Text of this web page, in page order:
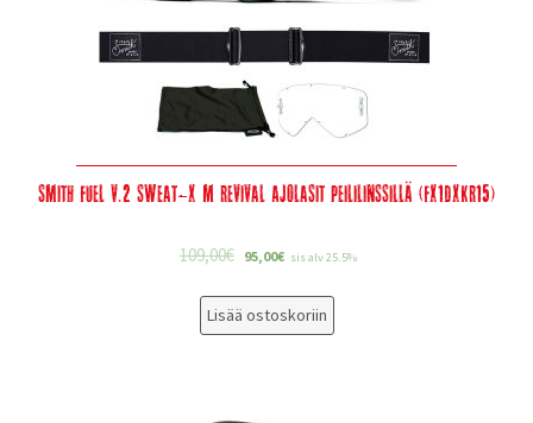
Smith Fuel V.2 Sweat-X M Revival Ajolasit peililinssillä (FX1DXKR15)
109,00€ 95,00€ sis alv 25.5%
Lisää ostoskoriin